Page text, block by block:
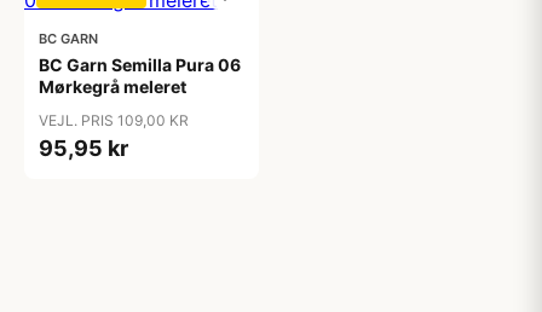
BC GARN
BC Garn Semilla Pura 06
Mørkegrå meleret
VEJL. PRIS 109,00 KR
95,95 kr